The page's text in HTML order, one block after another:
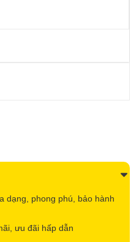
dạng, phong phú, bảo hành
ưu đãi hấp dẫn